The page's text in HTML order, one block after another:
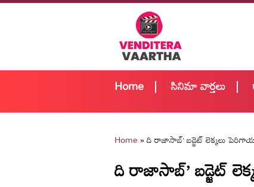
Home సినిమా వార్తలు
Home»ది రాజాసాబ్’ బడ్జెట్ లెక్కలు
ది రాజాసాబ్’ బడ్జెట్